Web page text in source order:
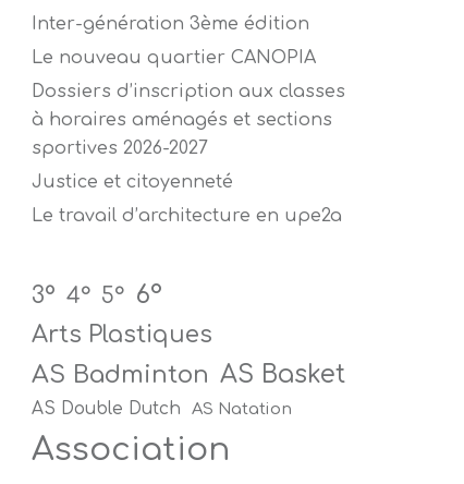
Inter-génération 3ème édition
Le nouveau quartier CANOPIA
Dossiers d’inscription aux classes
à horaires aménagés et sections
sportives 2026-2027
Justice et citoyenneté
Le travail d’architecture en upe2a
3° 4° 5° 6°
Arts Plastiques
AS Badminton AS Basket
AS Double Dutch AS Natation
Association